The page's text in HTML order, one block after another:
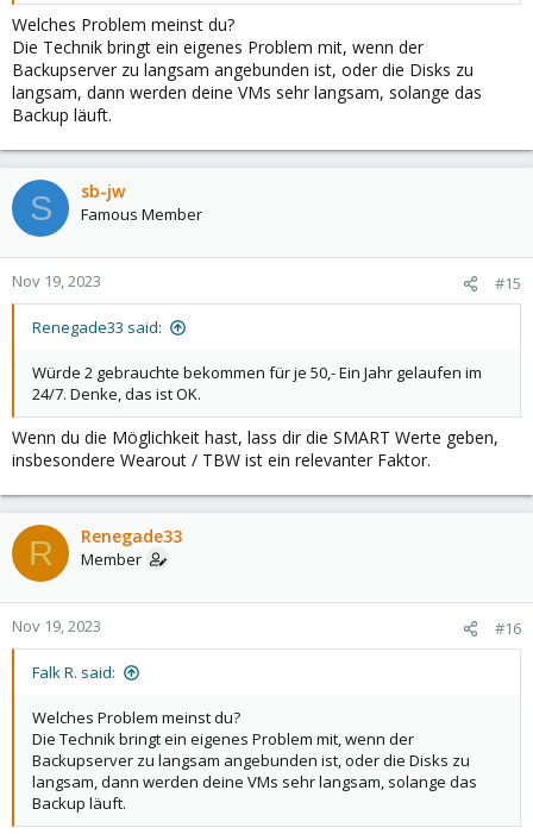
Welches Problem meinst du?
Die Technik bringt ein eigenes Problem mit, wenn der
Backupserver zu langsam angebunden ist, oder die Disks zu
langsam, dann werden deine VMs sehr langsam, solange das
Backup läuft.
S sb-jw
Famous Member
Nov 19, 2023 #15
Renegade33 said:
Würde 2 gebrauchte bekommen für je 50,- Ein Jahr gelaufen im
24/7. Denke, das ist OK.
Wenn du die Möglichkeit hast, lass dir die SMART Werte geben,
insbesondere Wearout / TBW ist ein relevanter Faktor.
R Renegade33
Member
Nov 19, 2023 #16
Falk R. said:
Welches Problem meinst du?
Die Technik bringt ein eigenes Problem mit, wenn der
Backupserver zu langsam angebunden ist, oder die Disks zu
langsam, dann werden deine VMs sehr langsam, solange das
Backup läuft.